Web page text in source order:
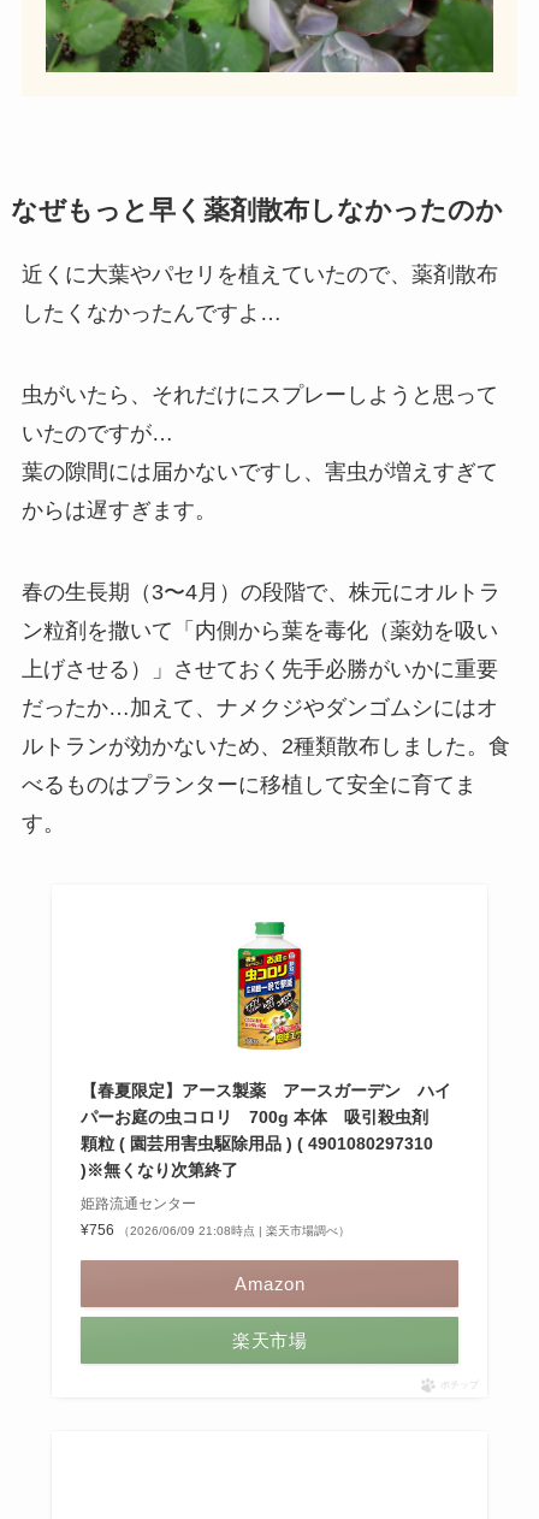
なぜもっと早く薬剤散布しなかったのか
近くに大葉やパセリを植えていたので、薬剤散布
したくなかったんですよ…
虫がいたら、それだけにスプレーしようと思って
いたのですが…
葉の隙間には届かないですし、害虫が増えすぎて
からは遅すぎます。
春の生長期（3〜4月）の段階で、株元にオルトラ
ン粒剤を撒いて「内側から葉を毒化（薬効を吸い
上げさせる）」させておく先手必勝がいかに重要
だったか…加えて、ナメクジやダンゴムシにはオ
ルトランが効かないため、2種類散布しました。食
べるものはプランターに移植して安全に育てま
す。
【春夏限定】アース製薬 アースガーデン ハイ
パーお庭の虫コロリ 700g 本体 吸引殺虫剤
顆粒 ( 園芸用害虫駆除用品 ) ( 4901080297310
)※無くなり次第終了
姫路流通センター
¥756
（2026/06/09 21:08時点 | 楽天市場調べ）
Amazon
楽天市場
ポチップ